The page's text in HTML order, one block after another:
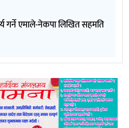
गर्ने एमाले-नेकपा लिखित सहमति